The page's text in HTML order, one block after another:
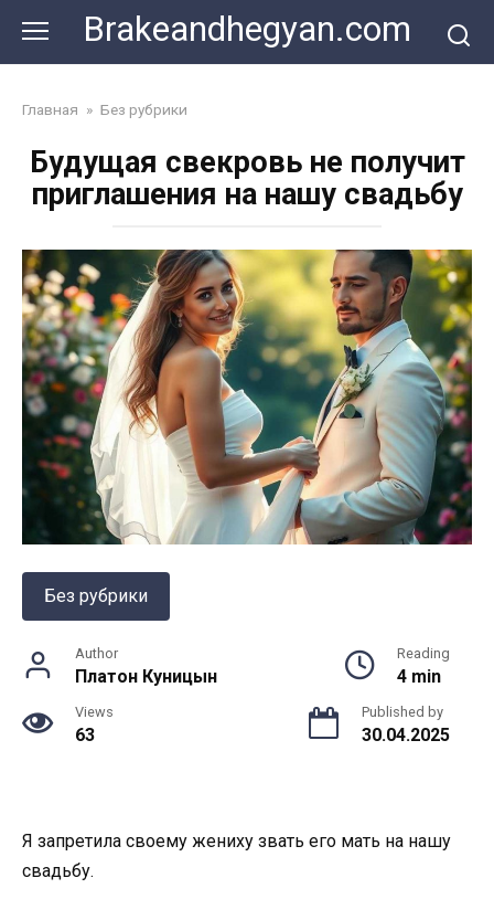
content
Brakeandhegyan.com
Главная » Без рубрики
Будущая свекровь не получит
приглашения на нашу свадьбу
Без рубрики
Author
Платон Куницын
Reading
4 min
Views
63
Published by
30.04.2025
Я запретила своему жениху звать его мать на нашу
свадьбу.